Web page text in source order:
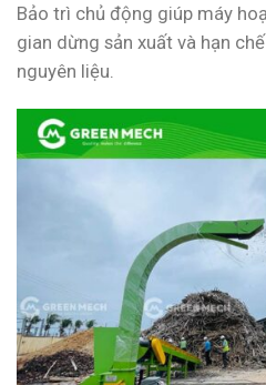
Bảo trì chủ động giúp máy
gian dừng sản xuất và hạn
nguyên liệu.